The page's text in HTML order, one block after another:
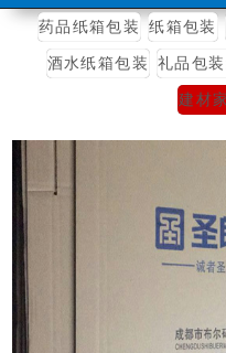
药品纸箱包装 纸箱包装
酒水纸箱包装 礼品包
建材